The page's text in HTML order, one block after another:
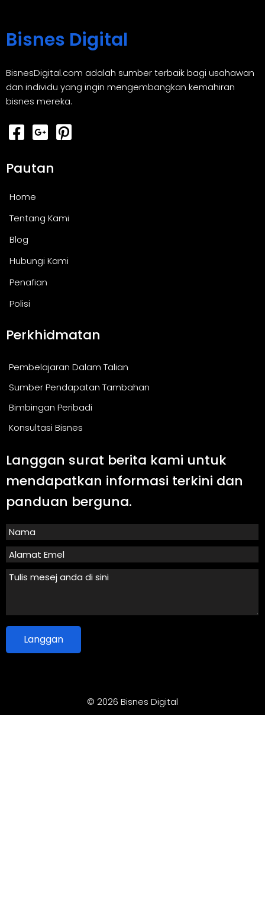
Bisnes Digital
BisnesDigital.com adalah sumber terbaik bagi usahawan
dan individu yang ingin mengembangkan kemahiran
bisnes mereka.
Pautan
Home
Tentang Kami
Blog
Hubungi Kami
Penafian
Polisi
Perkhidmatan
Pembelajaran Dalam Talian
Sumber Pendapatan Tambahan
Bimbingan Peribadi
Konsultasi Bisnes
Langgan surat berita kami untuk
mendapatkan informasi terkini dan
panduan berguna.
Langgan
© 2026 Bisnes Digital